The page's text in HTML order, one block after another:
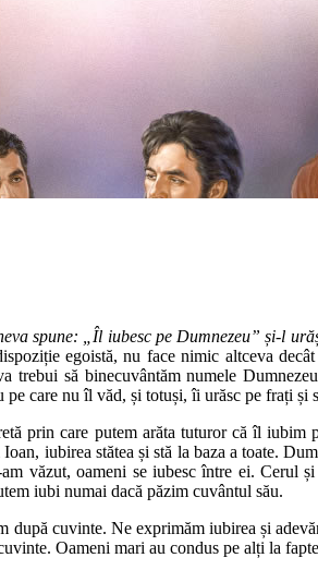
spune: „Îl iubesc pe Dumnezeu” și-l
egoistă, nu face nimic altceva
trebui să binecuvântăm numele
care nu îl văd, și totuși, îi urăsc pe frați
prin care putem arăta tuturor că îl iubim
iubirea stătea și stă la baza a toate.
văzut, oameni se iubesc între ei. Cerul
iubi numai dacă păzim cuvântul său.
cuvinte. Ne exprimăm iubirea și
Oameni mari au condus pe alți la